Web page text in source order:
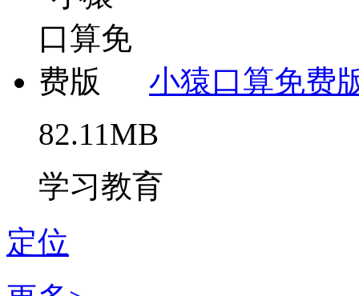
小猿口算免费
82.11MB
学习教育
定位